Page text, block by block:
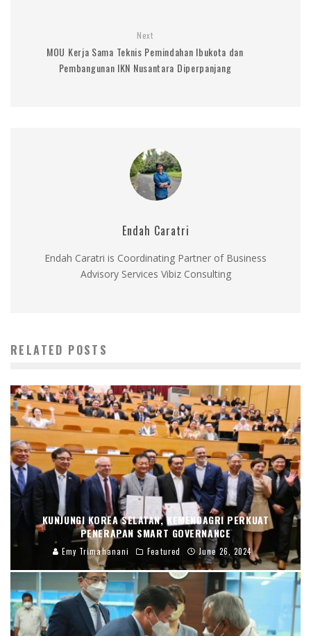
Next
MOU Kerja Sama Teknis Pemindahan Ibukota dan
Pembangunan IKN Nusantara Diperpanjang
Endah Caratri
Endah Caratri is Coordinating Partner of Business
Advisory Services Vibiz Consulting
RELATED POSTS
KUNJUNGI KOREA SELATAN, KEMENDAGRI PERKUAT
PENERAPAN SMART GOVERNANCE
Emy Trimahanani Featured June 26, 2024